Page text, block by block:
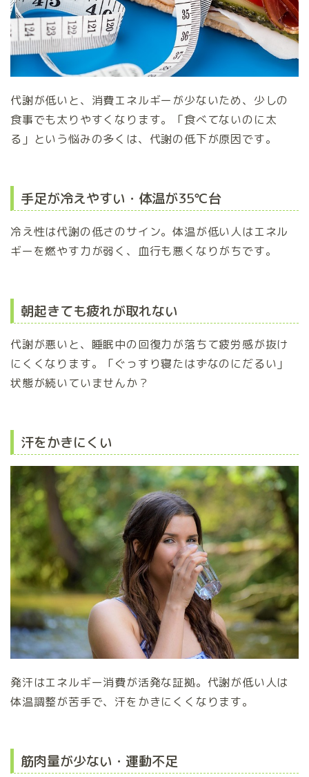
代謝が低いと、消費エネルギーが少ないため、少しの
食事でも太りやすくなります。「食べてないのに太
る」という悩みの多くは、代謝の低下が原因です。
手足が冷えやすい・体温が35℃台
冷え性は代謝の低さのサイン。体温が低い人はエネル
ギーを燃やす力が弱く、血行も悪くなりがちです。
朝起きても疲れが取れない
代謝が悪いと、睡眠中の回復力が落ちて疲労感が抜け
にくくなります。「ぐっすり寝たはずなのにだるい」
状態が続いていませんか？
汗をかきにくい
発汗はエネルギー消費が活発な証拠。代謝が低い人は
体温調整が苦手で、汗をかきにくくなります。
筋肉量が少ない・運動不足